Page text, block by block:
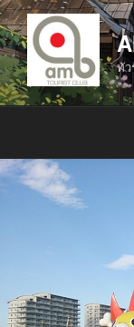
ข้าม
ไป
ยัง
บทความ
ทั